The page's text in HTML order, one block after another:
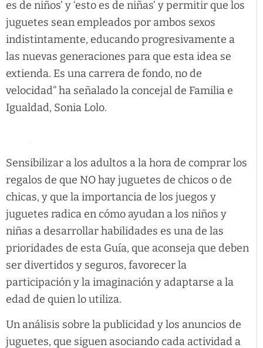
es de niños’ y ‘esto es de niñas’ y permitir que los
juguetes sean empleados por ambos sexos
indistintamente, educando progresivamente a
las nuevas generaciones para que esta idea se
extienda. Es una carrera de fondo, no de
velocidad” ha señalado la concejal de Familia e
Igualdad, Sonia Lolo.
Sensibilizar a los adultos a la hora de comprar los
regalos de que NO hay juguetes de chicos o de
chicas, y que la importancia de los juegos y
juguetes radica en cómo ayudan a los niños y
niñas a desarrollar habilidades es una de las
prioridades de esta Guía, que aconseja que deben
ser divertidos y seguros, favorecer la
participación y la imaginación y adaptarse a la
edad de quien lo utiliza.
Un análisis sobre la publicidad y los anuncios de
juguetes, que siguen asociando cada actividad a